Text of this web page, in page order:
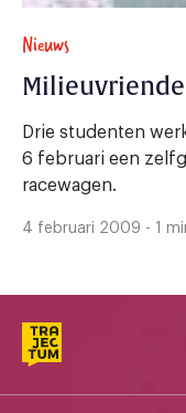
Nieuws
Drie studenten
6 februari een
racewagen.
4 februari 2009 - 1